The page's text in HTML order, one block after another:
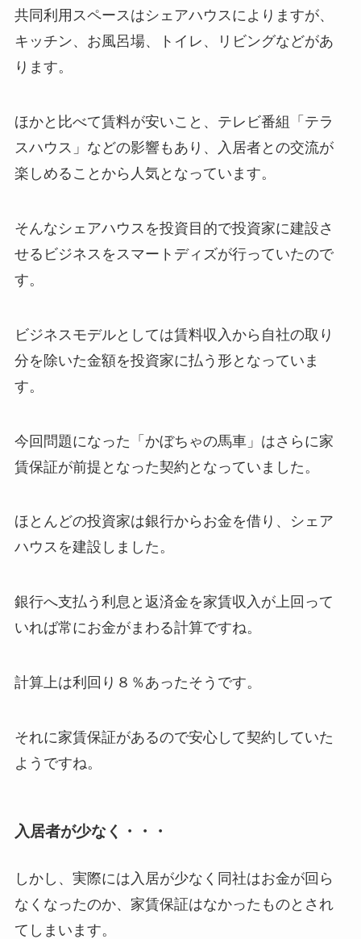
共同利用スペースはシェアハウスによりますが、
キッチン、お風呂場、トイレ、リビングなどがあ
ります。
ほかと比べて賃料が安いこと、テレビ番組「テラ
スハウス」などの影響もあり、入居者との交流が
楽しめることから人気となっています。
そんなシェアハウスを投資目的で投資家に建設さ
せるビジネスをスマートディズが行っていたので
す。
ビジネスモデルとしては賃料収入から自社の取り
分を除いた金額を投資家に払う形となっていま
す。
今回問題になった「かぼちゃの馬車」はさらに家
賃保証が前提となった契約となっていました。
ほとんどの投資家は銀行からお金を借り、シェア
ハウスを建設しました。
銀行へ支払う利息と返済金を家賃収入が上回って
いれば常にお金がまわる計算ですね。
計算上は利回り８％あったそうです。
それに家賃保証があるので安心して契約していた
ようですね。
入居者が少なく・・・
しかし、実際には入居が少なく同社はお金が回ら
なくなったのか、家賃保証はなかったものとされ
てしまいます。